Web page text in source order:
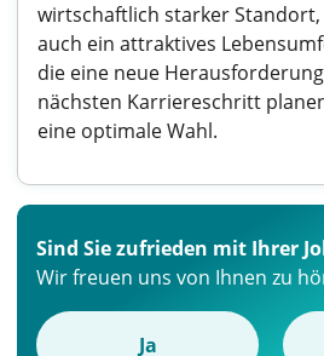
wirtschaftlich starker
auch ein attraktives
die eine neue
nächsten Karriereschritt
eine optimale Wahl.
Sind Sie zufrieden mit Ihrer
Wir freuen uns von Ihnen zu
Ja